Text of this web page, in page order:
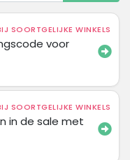
SOORTGELIJKE WINKELS
voor
SOORTGELIJKE WINKELS
in de sale met